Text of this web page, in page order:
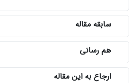
سابقه مقاله
هم رسانی
ارجاع به این مقاله